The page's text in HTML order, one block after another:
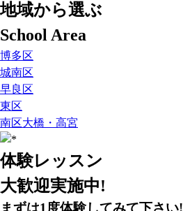
地域から選ぶ
School Area
博多区
城南区
早良区
東区
南区大橋・高宮
体験レッスン
大歓迎実施中!
まずは1度体験してみて下さい!